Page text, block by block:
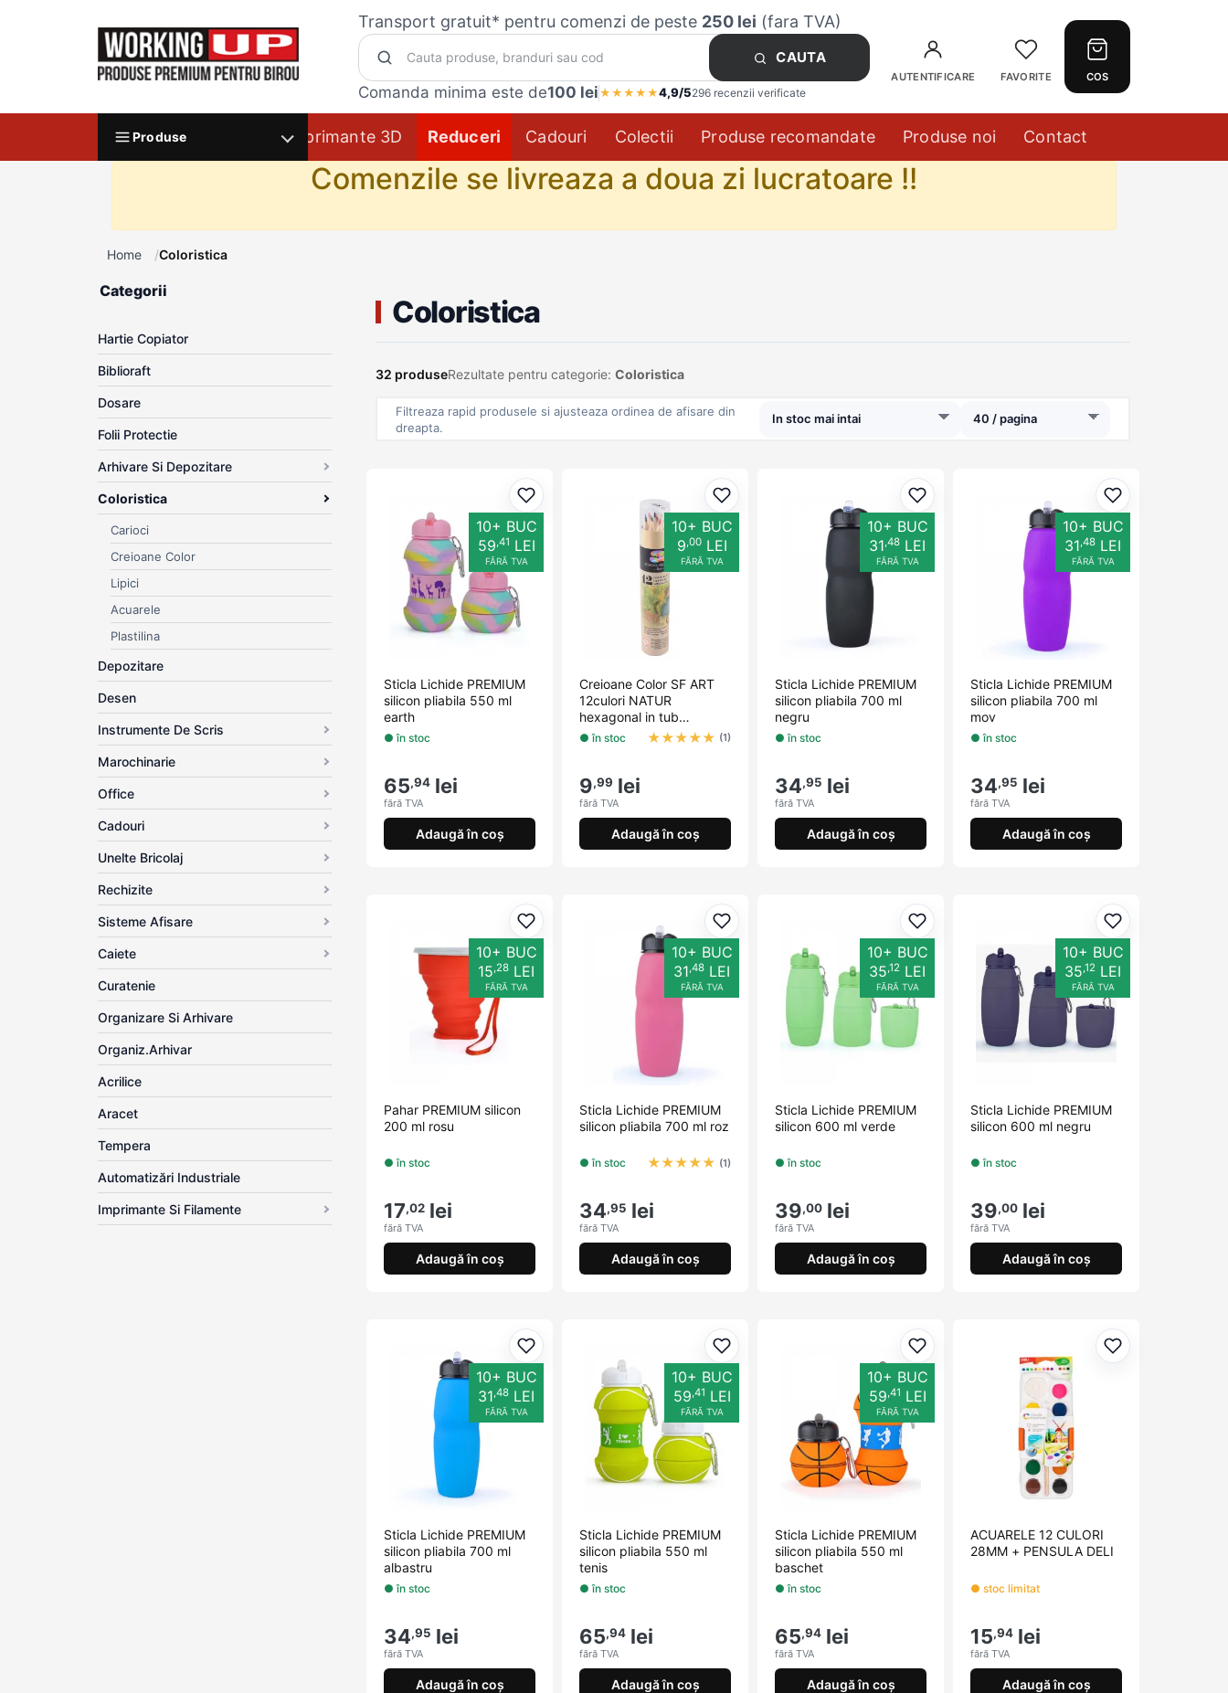
Transport gratuit* pentru comenzi de peste 250 lei (fara TVA)
CAUTA
Comanda minima este de100 lei ★ ★ ★ ★ ★4,9/5296 recenzii verificate
AUTENTIFICARE FAVORITE COS
Produse Imprimante 3D Reduceri Cadouri Colectii Produse recomandate Produse noi Contact
Comenzile se livreaza a doua zi lucratoare !!
Home Coloristica
Coloristica
32 produseRezultate pentru categorie: Coloristica
Filtreaza rapid produsele si ajusteaza ordinea de afisare din
dreapta.
Adaugă la favorite
10+ BUC
59,41 LEI
FĂRĂ TVA
Sticla Lichide PREMIUM
silicon pliabila 550 ml
earth
● în stoc
65,94 lei
fără TVA
Adaugă în coș
Adaugă la favorite
10+ BUC
9,00LEI
FĂRĂ TVA
Creioane Color SF ART
12culori NATUR
hexagonal in tub
carton...
● în stoc ★★★★★ (1)
9,99 lei
fără TVA
Adaugă în coș
Adaugă la favorite
10+ BUC
31,48 LEI
FĂRĂ TVA
Sticla Lichide PREMIUM
silicon pliabila 700 ml
negru
● în stoc
34,95 lei
fără TVA
Adaugă în coș
Adaugă la
10+ BUC
31,48 LEI
FĂRĂ TVA
Sticla Lichide PREMIUM
silicon pliabila 700 ml
mov
● în stoc
34,95 lei
fără TVA
Adaugă în coș
Adaugă la favorite
10+ BUC
15,28 LEI
FĂRĂ TVA
Pahar PREMIUM silicon
200 ml rosu
● în stoc
17,02 lei
fără TVA
Adaugă în coș
Adaugă la favorite
10+ BUC
31,48 LEI
FĂRĂ TVA
Sticla Lichide PREMIUM
silicon pliabila 700 ml roz
● în stoc ★★★★★ (1)
34,95 lei
fără TVA
Adaugă în coș
Adaugă la favorite
10+ BUC
35,12 LEI
FĂRĂ TVA
Sticla Lichide PREMIUM
silicon 600 ml verde
● în stoc
39,00 lei
fără TVA
Adaugă în coș
Adaugă la
10+ BUC
35,12 LEI
FĂRĂ TVA
Sticla Lichide PREMIUM
silicon 600 ml negru
● în stoc
39,00 lei
fără TVA
Adaugă în coș
Adaugă la favorite
10+ BUC
31,48 LEI
FĂRĂ TVA
Sticla Lichide PREMIUM
silicon pliabila 700 ml
albastru
● în stoc
34,95 lei
fără TVA
Adaugă în coș
Adaugă la favorite
10+ BUC
59,41 LEI
FĂRĂ TVA
Sticla Lichide PREMIUM
silicon pliabila 550 ml
tenis
● în stoc
65,94 lei
fără TVA
Adaugă în coș
Adaugă la favorite
10+ BUC
59,41 LEI
FĂRĂ TVA
Sticla Lichide PREMIUM
silicon pliabila 550 ml
baschet
● în stoc
65,94 lei
fără TVA
Adaugă în coș
Adaugă la
ACUARELE 12 CULORI
28MM + PENSULA DELI
● stoc limitat
15,94 lei
fără TVA
Adaugă în coș
Categorii
Hartie Copiator
Biblioraft
Dosare
Folii Protectie
Arhivare Si Depozitare
Coloristica
Carioci
Creioane Color
Lipici
Acuarele
Plastilina
Depozitare
Desen
Instrumente De Scris
Marochinarie
Office
Cadouri
Unelte Bricolaj
Rechizite
Sisteme Afisare
Caiete
Curatenie
Organizare Si Arhivare
Organiz.arhivar
Acrilice
Aracet
Tempera
Automatizări Industriale
Imprimante Si Filamente